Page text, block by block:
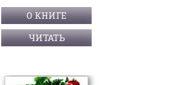
О КНИГЕ
ЧИТАТЬ